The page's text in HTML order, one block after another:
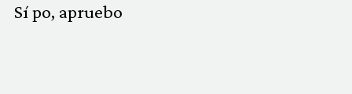
MULTIMEDIA
Sí po, apruebo